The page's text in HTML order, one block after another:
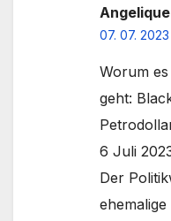
07. 07.
Worum
geht:
6 Juli
Der